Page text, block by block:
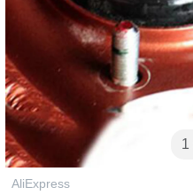
1
AliExpress